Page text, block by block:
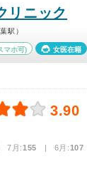
リニック
駅）
マホ可) 女医在籍
3.90
7月:155 | 6月:107